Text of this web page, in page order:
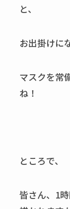
と、
お出掛けに
マスクを常
ね！
ところで、
皆さん、1